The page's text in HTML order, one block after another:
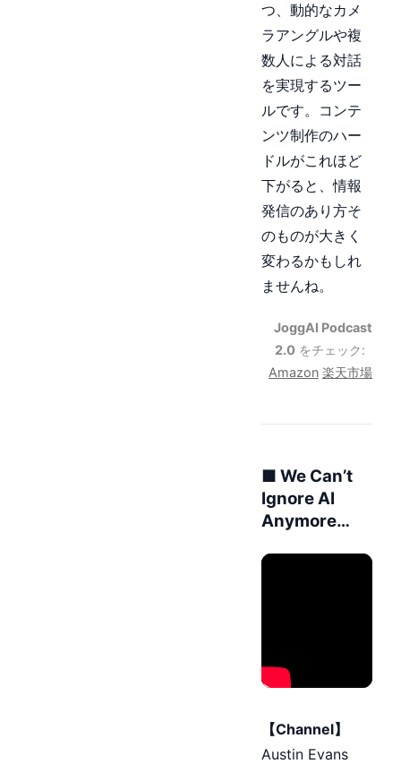
つ、動的なカメ
ラアングルや複
数人による対話
を実現するツー
ルです。コンテ
ンツ制作のハー
ドルがこれほど
下がると、情報
発信のあり方そ
のものが大きく
変わるかもしれ
ませんね。
JoggAI Podcast
2.0 をチェック:
Amazon 楽天市場
■ We Can’t
Ignore AI
Anymore…
【Channel】
Austin Evans